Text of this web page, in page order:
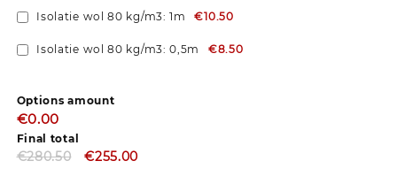
Isolatie wol 80 kg/m3: 1m €10.50
Isolatie wol 80 kg/m3: 0,5m €8.50
Options amount
€0.00
Final total
€280.50 €255.00